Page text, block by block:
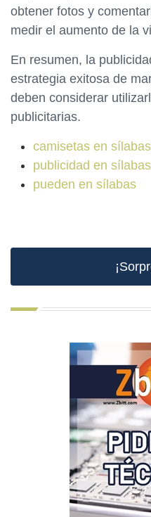
obtener fotos y
medir el aumento de la
En resumen, la
estrategia exitosa de
deben considerar
publicitarias.
camisetas en sílabas
publicidad en sílabas
pueden en sílabas